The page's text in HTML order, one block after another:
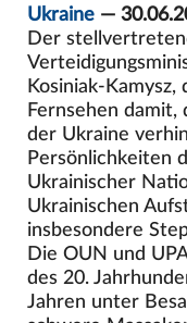
Ukraine—
Der
Kosiniak-
Fernsehen damit,
der Ukraine
Persönlichkeiten
Ukrainischer
Ukrainischen
insbesondere
Die OUN und
des 20.
Jahren unter